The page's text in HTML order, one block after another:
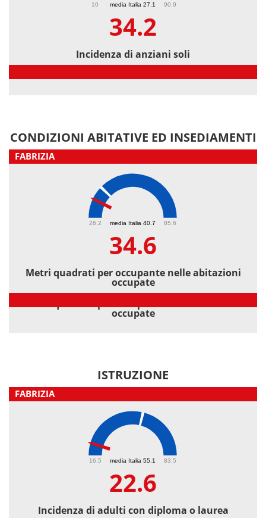
media Italia 27.1
10 90.9
34.2
Incidenza di anziani soli
CONDIZIONI ABITATIVE ED INSEDIAMENTI
FABRIZIA
media Italia 40.7
26.2 85.6
34.6
Metri quadrati per occupante nelle abitazioni
occupate
occupate
ISTRUZIONE
FABRIZIA
media Italia 55.1
16.5 83.5
22.6
Incidenza di adulti con diploma o laurea